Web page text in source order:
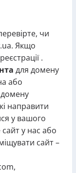
чи
Якщо
.
для домену
або
домену
направити
у вашого
у нас або
сайт –